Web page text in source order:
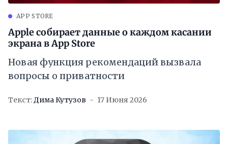
APP STORE
Apple собирает данные о каждом касании
экрана в App Store
Новая функция рекомендаций вызвала
вопросы о приватности
Текст:Дима Кутузов 17 Июня 2026